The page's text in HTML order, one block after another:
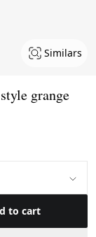
Similars
grange
to cart